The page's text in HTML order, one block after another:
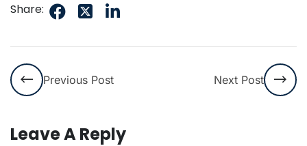
Share:
Previous Post Next Post
Leave A Reply